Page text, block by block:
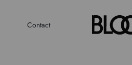
Contact